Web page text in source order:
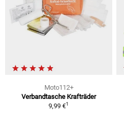
Moto112+
Verbandtasche Krafträder
9,99 €1